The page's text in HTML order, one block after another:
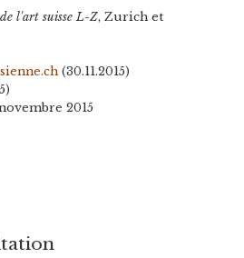
l'art suisse L-Z, Zurich et
(30.11.2015)
2015